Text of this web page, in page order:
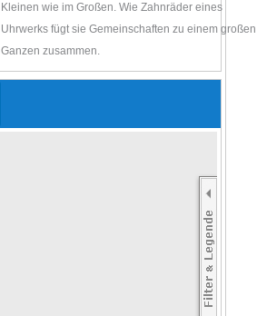
Kleinen wie im Großen. Wie Zahnräder eines
Uhrwerks fügt sie Gemeinschaften zu einem großen
Ganzen zusammen.